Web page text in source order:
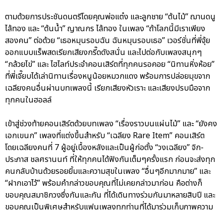
ตามด้วยการประชันดนตรีโดยคุณพ่อแต๋ง และลูกชาย “ต้นไม้” ฌานดนู
ไล้ทอง และ “ต้นน้ำ” ญาณกร ไล้ทอง ในเพลง “ถ้าโลกนี้มีเราเพียง
สองคน” ต่อด้วย “เธอหมุนรอบฉัน ฉันหมุนรอบเธอ” เวอร์ชั่นที่พี่จุ้ย
ออกแบบแร็พสดเรียกเสียงกรี๊ดดังสนั่น และไปต่อกับเพลงสนุกๆ
“กล้วยไข่” และ ไฮไลท์ประจำคอนเสิร์ตที่ทุกคนรอคอย “นิทานหิ่งห้อย”
ที่พี่เจี๊ยบได้เล่านิทานเรื่องหนูน้อยหมวกแดง พร้อมการปล่อยมุขจาก
เฉลียงคนอื่นผ่านบทเพลงนี้ เรียกเสียงหัวเราะ และเสียงปรบมือจาก
ทุกคนในฮอลล์
เข้าสู่ช่วงท้ายคอนเสิร์ตด้วยบทเพลง “เรื่องราวบนแผ่นไม้” และ “ยังคง
เอกเขนก” เพลงที่แต่งขึ้นสำหรับ “เฉลียง Rare Item” คอนเสิร์ต
โดยเฉลียงคนที่ 7 ผู้อยู่เบื้องหลังและเป็นผู้ก่อตั้ง “วงเฉลียง” จิก-
ประภาส ชลศรานนท์ ที่ให้ทุกคนได้ฟังกันเต็มๆครั้งแรก ก่อนจะส่งทุก
คนกลับบ้านด้วยรอยยิ้มและความสุขในเพลง “อื่นๆอีกมากมาย” และ
“ฝากเอาไว้” พร้อมคำกล่าวขอบคุณที่ไม่เคยกล่าวมาก่อน คือต่างก็
ขอบคุณสมาชิกวงซึ่งกันและกัน ที่ได้เดินทางร่วมกันมาหลายสิบปี และ
ขอบคุณเป็นพิเศษสำหรับแฟนเพลงทุกท่านที่ได้มาร่วมเก็บภาพความ